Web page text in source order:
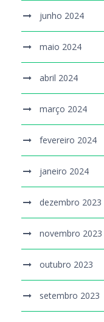
junho 2024
maio 2024
abril 2024
março 2024
fevereiro 2024
janeiro 2024
dezembro 2023
novembro 2023
outubro 2023
setembro 2023